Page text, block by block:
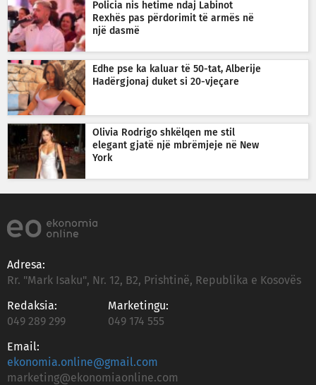
Policia nis hetime ndaj Labinot
Rexhës pas përdorimit të armës në
një dasmë
Edhe pse ka kaluar të 50-tat, Alberije
Hadërgjonaj duket si 20-vjeçare
Olivia Rodrigo shkëlqen me stil
elegant gjatë një mbrëmjeje në New
York
Adresa:
Rr. "Mark Isaku", Nr. 12, B2, Prishtinë, Republika e Kosovës
Redaksia:
049 289 299
Marketingu:
049 174 555
Email:
ekonomia.online@gmail.com
marketing@ekonomiaonline.com